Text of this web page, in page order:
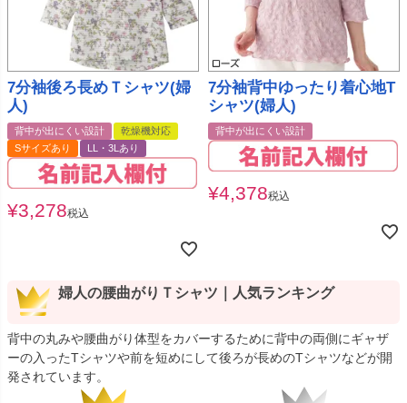
7分袖後ろ長めＴシャツ(婦
人)
背中が出にくい設計
乾燥機対応
Sサイズあり
LL・3Lあり
¥3,278税込
7分袖背中ゆったり着心地T
シャツ(婦人)
背中が出にくい設計
¥4,378税込
婦人の腰曲がりＴシャツ｜人気ランキング
背中の丸みや腰曲がり体型をカバーするために背中の両側にギャザ
ーの入ったTシャツや前を短めにして後ろが長めのTシャツなどが開
発されています。